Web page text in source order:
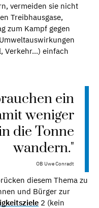
vermeiden sie nicht
Treibhausgase,
zum Kampf gegen
Verkehr…) einfach
ein
weniger
die Tonne
wandern."
OB Uwe Conradt
diesem Thema zu
und Bürger zur
2 (kein